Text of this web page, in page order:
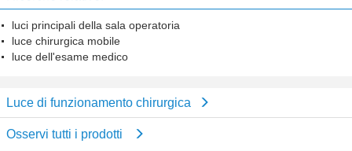
luci principali della sala operatoria
luce chirurgica mobile
luce dell'esame medico
Luce di funzionamento chirurgica
Osservi tutti i prodotti